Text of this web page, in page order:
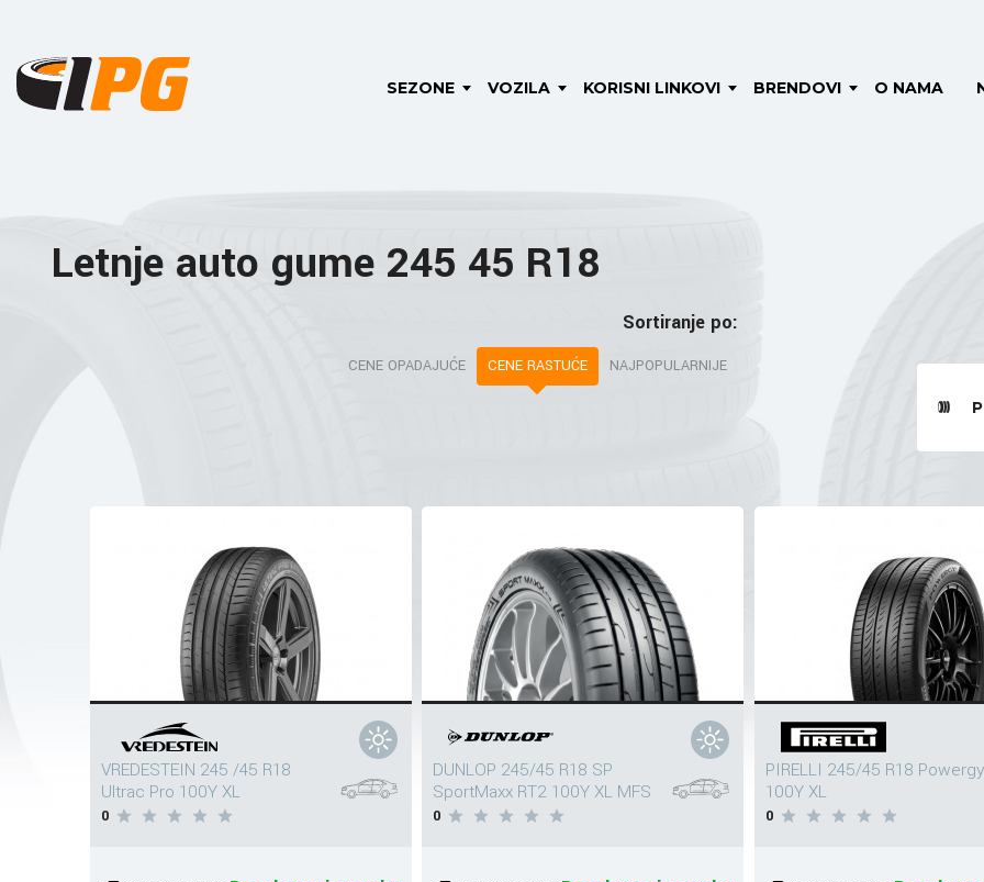
SEZONE VOZILA KORISNI LINKOVI BRENDOVI O NAMA
Letnje auto gume 245 45 R18
Sortiranje po:
CENE OPADAJUĆE CENE RASTUĆE NAJPOPULARNIJE
VREDESTEIN 245 /45 R18
Ultrac Pro 100Y XL
0
DUNLOP 245/45 R18 SP
SportMaxx RT2 100Y XL MFS
0
PIRELLI 245/45 R18 Powergy
100Y XL
0